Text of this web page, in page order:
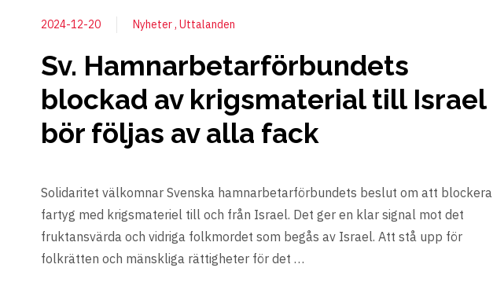
2024-12-20 Nyheter Uttalanden
Sv. Hamnarbetarförbundets
blockad av krigsmaterial till Israel
bör följas av alla fack
Solidaritet välkomnar Svenska hamnarbetarförbundets beslut om att blockera
fartyg med krigsmateriel till och från Israel. Det ger en klar signal mot det
fruktansvärda och vidriga folkmordet som begås av Israel. Att stå upp för
folkrätten och mänskliga rättigheter för det …